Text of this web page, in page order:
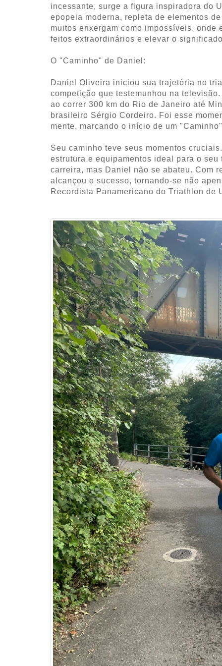
incessante, surge a figura inspiradora do
epopeia moderna, repleta de elementos
muitos enxergam como impossíveis,
feitos extraordinários e elevar o
O "Caminho" de Daniel:
Daniel Oliveira iniciou sua trajetória no
competição que testemunhou na
ao correr 300 km do Rio de Janeiro até
brasileiro Sérgio Cordeiro. Foi esse
mente, marcando o início de um
Seu caminho teve seus momentos
estrutura e equipamentos ideal para o
carreira, mas Daniel não se abateu. Com
alcançou o sucesso, tornando-se não
Recordista Panamericano do Triathlon de